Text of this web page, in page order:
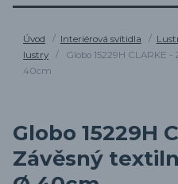
Úvod Interiérová svítidla
lustry
Globo 15229H CLARKE
40cm
Globo 15229H
Závěsný